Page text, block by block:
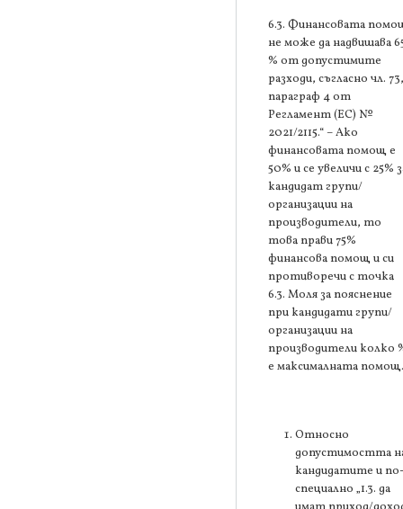
6.3. Финансовата
не може да надвишава
% от допустимите
разходи, съгласно чл. 73,
параграф 4 от
Регламент (ЕС) №
2021/2115.“ – Ако
финансовата помощ е
50% и се увеличи с 25%
кандидат групи/
организации на
производители, то
това прави 75%
финансова помощ и си
противоречи с точка
6.3. Моля за пояснение
при кандидати групи/
организации на
производители колко
е максималната помощ.
Относно
допустимостта
кандидатите и по-
специално „1.3. да